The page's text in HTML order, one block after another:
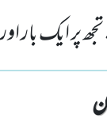
ایک بار